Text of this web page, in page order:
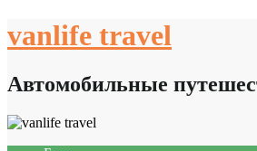
to
vanlife travel
Автомобильные